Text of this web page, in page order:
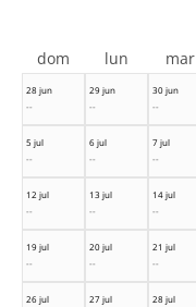
28 jun
--
29 jun
--
30 jun
--
5 jul
--
6 jul
--
7 jul
--
12 jul
--
13 jul
--
14 jul
--
19 jul
--
20 jul
--
21 jul
--
26 jul
27 jul
28 jul
dom lun mar